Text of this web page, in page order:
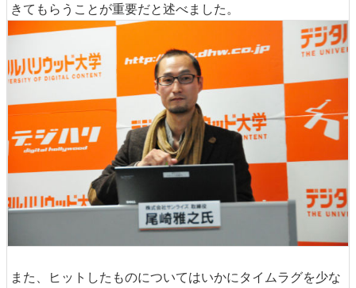
きてもらうことが重要だと述べました。
また、ヒットしたものについてはいかにタイムラグを少な